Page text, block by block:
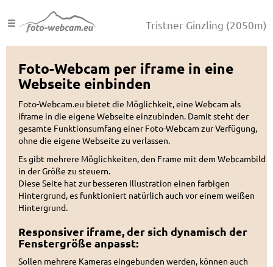
Tristner Ginzling (2050m)
Foto-Webcam per iframe in eine
Webseite einbinden
Foto-Webcam.eu bietet die Möglichkeit, eine Webcam als
iframe in die eigene Webseite einzubinden. Damit steht der
gesamte Funktionsumfang einer Foto-Webcam zur Verfügung,
ohne die eigene Webseite zu verlassen.
Es gibt mehrere Möglichkeiten, den Frame mit dem Webcambild
in der Größe zu steuern.
Diese Seite hat zur besseren Illustration einen farbigen
Hintergrund, es funktioniert natürlich auch vor einem weißen
Hintergrund.
Responsiver iframe, der sich dynamisch der
Fenstergröße anpasst:
Sollen mehrere Kameras eingebunden werden, können auch